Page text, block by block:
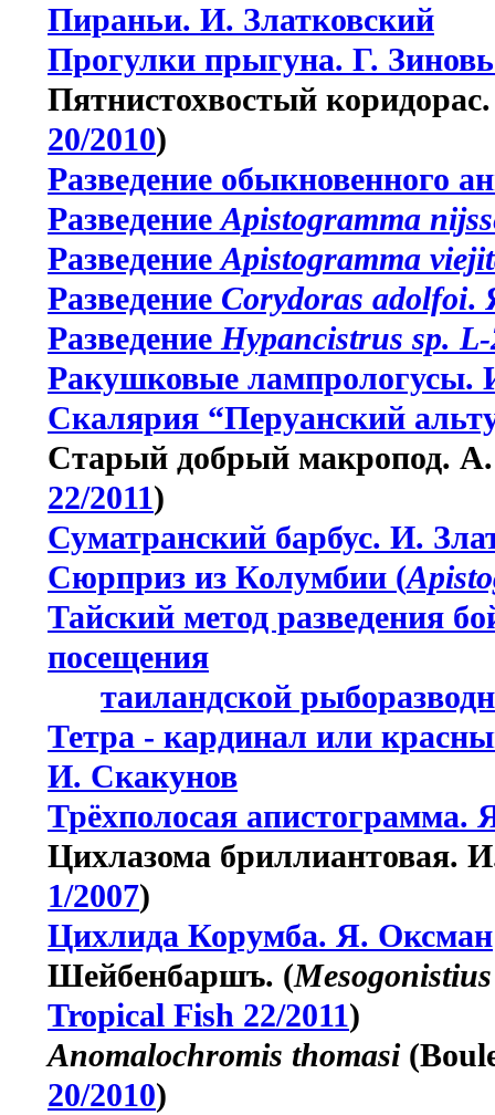
Пираньи. И. Златковский
Прогулки прыгуна. Г.
Пятнистохвостый
20/2010)
Разведение обыкновенного
РазведениеApistogramma
РазведениеApistogramma
Разведение Corydoras adolfoi.
Разведение Hypancistrus sp.
Ракушковые лампрологусы.
Скалярия “Перуанский
Старый добрый макропод. А.
22/2011)
Суматранский барбус. И.
Сюрприз из Колумбии (
Тайский метод разведения
посещения
таиландской
Тетра - кардинал или
И. Скакунов
Трёхполосая апистограмма.
Цихлазома бриллиантовая.
1/2007)
Цихлида Корумба. Я. Оксман
Шейбенбаршъ. (
Tropical Fish 22/2011)
Anomalochromis thomasi
20/2010)